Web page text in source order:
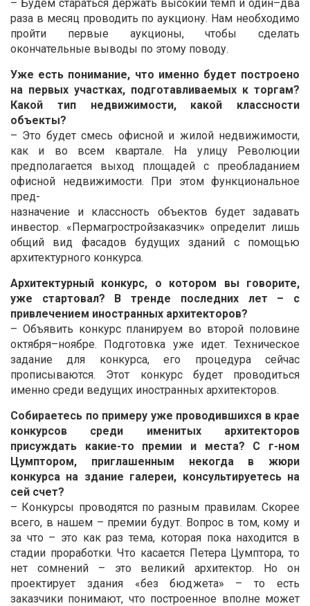
– Будем стараться держать высокий темп и один–два
раза в месяц проводить по аукциону. Нам необходимо
пройти первые аукционы, чтобы сделать
окончательные выводы по этому поводу.
Уже есть понимание, что именно будет построено
на первых участках, подготавливаемых к торгам?
Какой тип недвижимости, какой классности
объекты?
– Это будет смесь офисной и жилой недвижимости,
как и во всем квартале. На улицу Революции
предполагается выход площадей с преобладанием
офисной недвижимости. При этом функциональное
пред-
назначение и классность объектов будет задавать
инвестор. «Пермагростройзаказчик» определит лишь
общий вид фасадов будущих зданий с помощью
архитектурного конкурса.
Архитектурный конкурс, о котором вы говорите,
уже стартовал? В тренде последних лет – с
привлечением иностранных архитекторов?
– Объявить конкурс планируем во второй половине
октября–ноябре. Подготовка уже идет. Техническое
задание для конкурса, его процедура сейчас
прописываются. Этот конкурс будет проводиться
именно среди ведущих иностранных архитекторов.
Собираетесь по примеру уже проводившихся в крае
конкурсов среди именитых архитекторов
присуждать какие-то премии и места? С г-ном
Цумптором, приглашенным некогда в жюри
конкурса на здание галереи, консультируетесь на
сей счет?
– Конкурсы проводятся по разным правилам. Скорее
всего, в нашем – премии будут. Вопрос в том, кому и
за что – это как раз тема, которая пока находится в
стадии проработки. Что касается Петера Цумптора, то
нет сомнений – это великий архитектор. Но он
проектирует здания «без бюджета» – то есть
заказчики понимают, что построенное вполне может